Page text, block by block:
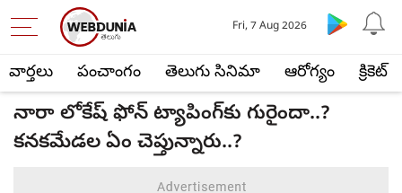
వార్తలు పంచాంగం తెలుగు సినిమా ఆరోగ్యం క్రికెట్
Fri, 7 Aug 2026
నారా లోకేష్ ఫోన్ ట్యాపింగ్‌కు గురైందా..?
కనకమేడల ఏం చెప్తున్నారు..?